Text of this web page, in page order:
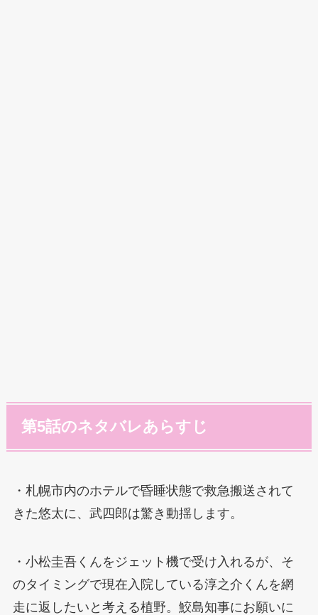
第5話のネタバレあらすじ
・札幌市内のホテルで昏睡状態で救急搬送されて
きた悠太に、武四郎は驚き動揺します。
・小松圭吾くんをジェット機で受け入れるが、そ
のタイミングで現在入院している淳之介くんを網
走に返したいと考える植野。鮫島知事にお願いに